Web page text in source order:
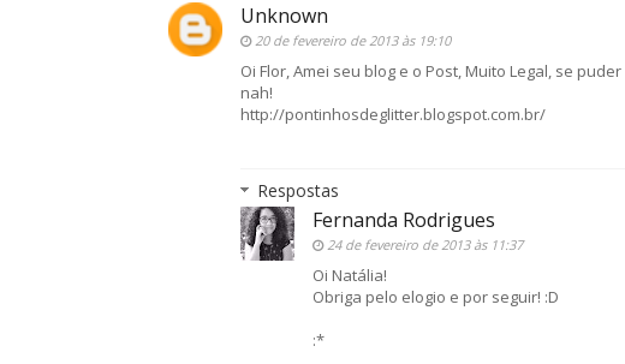
Unknown
20 de fevereiro de 2013 às 19:10
Oi Flor, Amei seu blog e o Post, Muito Legal, se
nah!
http://pontinhosdeglitter.blogspot.com.br/
Respostas
Fernanda Rodrigues
24 de fevereiro de 2013 às 11:37
Oi Natália!
Obriga pelo elogio e por seguir! :D
:*